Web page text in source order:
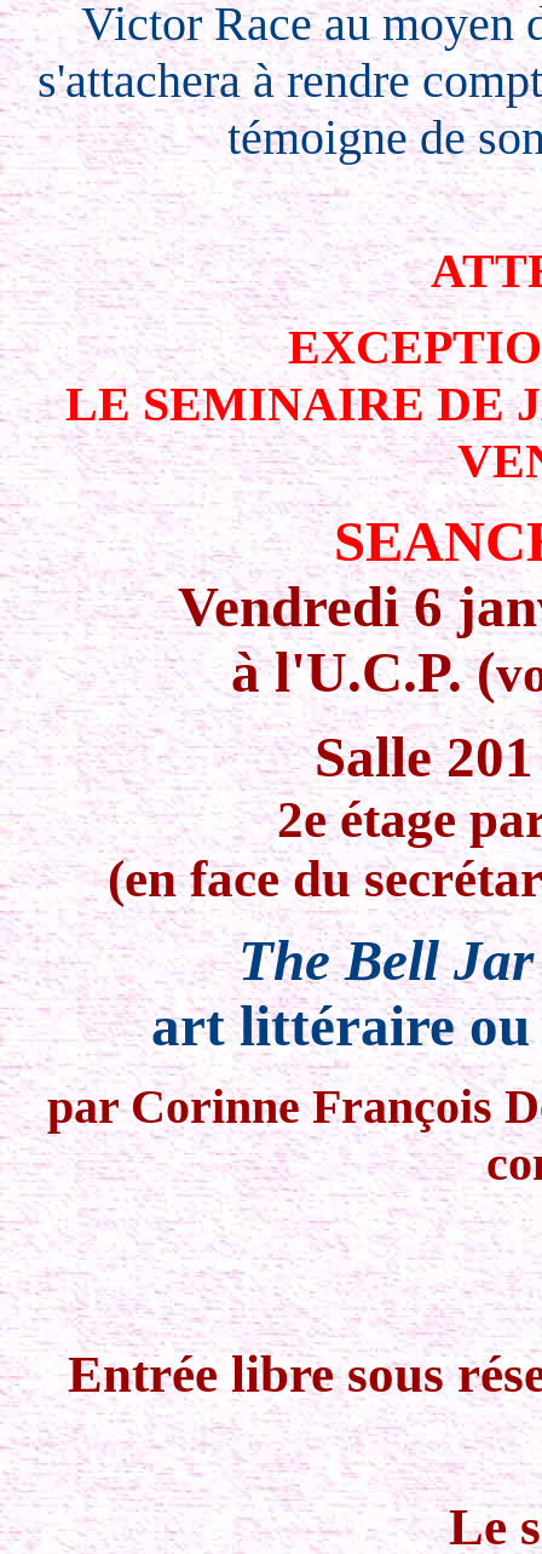
Victor Race au moyen
s'attachera à rendre
témoigne de
LE SEMINAIRE DE
Vendredi 6
à l'U.C.P. (
Salle
2e étage
(en face du
The Bell Jar
art littéraire ou
par Corinne François
Entrée libre sous
Le